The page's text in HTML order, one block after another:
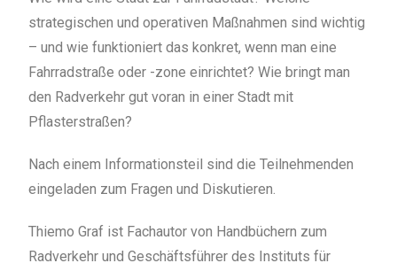
strategischen und operativen Maßnahmen sind wichtig
– und wie funktioniert das konkret, wenn man eine
Fahrradstraße oder -zone einrichtet? Wie bringt man
den Radverkehr gut voran in einer Stadt mit
Pflasterstraßen?
Nach einem Informationsteil sind die Teilnehmenden
eingeladen zum Fragen und Diskutieren.
Thiemo Graf ist Fachautor von Handbüchern zum
Radverkehr und Geschäftsführer des Instituts für